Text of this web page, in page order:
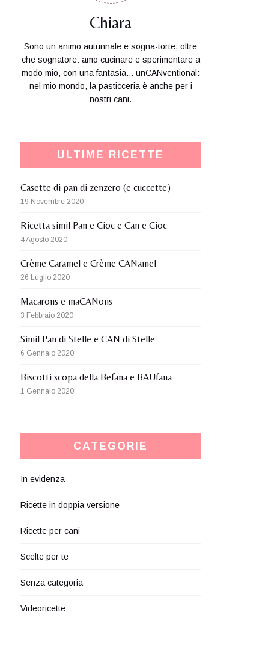
Chiara
Sono un animo autunnale e sogna-torte, oltre
che sognatore: amo cucinare e sperimentare a
modo mio, con una fantasia... unCANventional:
nel mio mondo, la pasticceria è anche per i
nostri cani.
ULTIME RICETTE
Casette di pan di zenzero (e cuccette)
19 Novembre 2020
Ricetta simil Pan e Cioc e Can e Cioc
4 Agosto 2020
Crème Caramel e Crème CANamel
26 Luglio 2020
Macarons e maCANons
3 Febbraio 2020
Simil Pan di Stelle e CAN di Stelle
6 Gennaio 2020
Biscotti scopa della Befana e BAUfana
1 Gennaio 2020
CATEGORIE
In evidenza
Ricette in doppia versione
Ricette per cani
Scelte per te
Senza categoria
Videoricette